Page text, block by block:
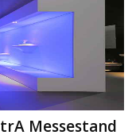
Messestand